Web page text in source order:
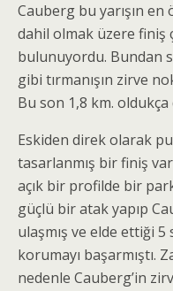
Cauberg bu yarışın en
dahil olmak üzere finiş
bulunuyordu. Bundan
gibi tırmanışın zirve
Bu son 1,8 km.
Eskiden direk olarak
tasarlanmış bir finiş
açık bir profilde bir
güçlü bir atak yapıp
ulaşmış ve elde ettiği
korumayı başarmıştı.
nedenle Cauberg’in